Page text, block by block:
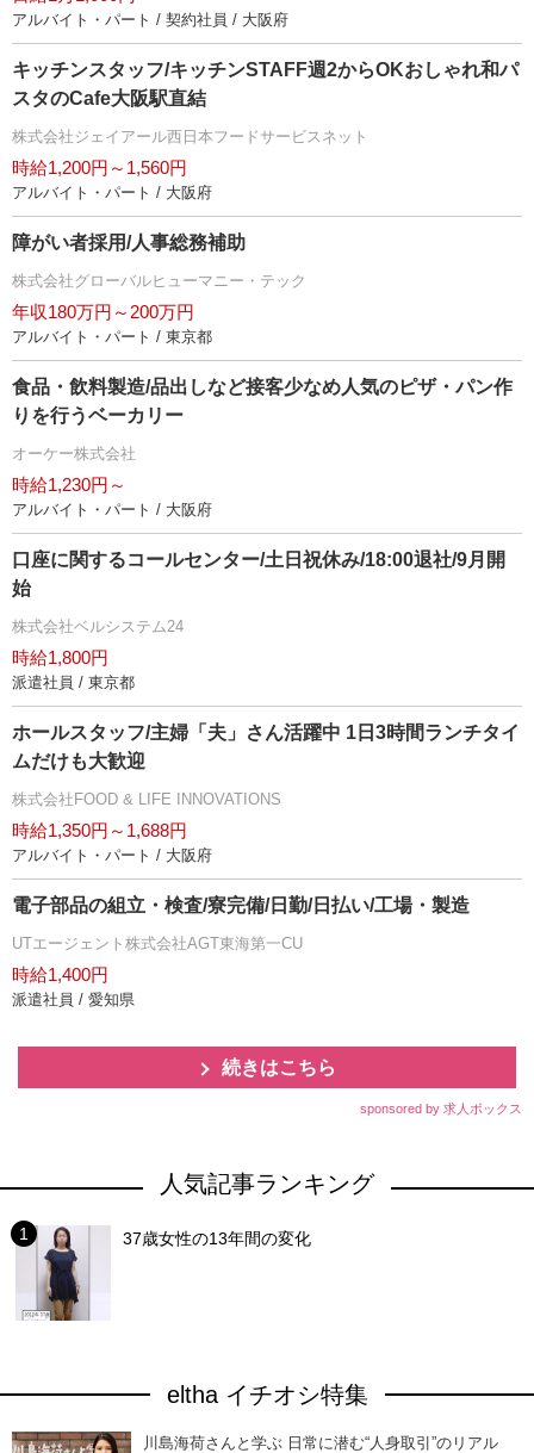
アルバイト・パート / 契約社員 / 大阪府
キッチンスタッフ/キッチンSTAFF週2からOKおしゃれ和パ
スタのCafe大阪駅直結
株式会社ジェイアール西日本フードサービスネット
時給1,200円～1,560円
アルバイト・パート / 大阪府
障がい者採用/人事総務補助
株式会社グローバルヒューマニー・テック
年収180万円～200万円
アルバイト・パート / 東京都
食品・飲料製造/品出しなど接客少なめ人気のピザ・パン作
りを行うベーカリー
オーケー株式会社
時給1,230円～
アルバイト・パート / 大阪府
口座に関するコールセンター/土日祝休み/18:00退社/9月開
始
株式会社ベルシステム24
時給1,800円
派遣社員 / 東京都
ホールスタッフ/主婦「夫」さん活躍中 1日3時間ランチタイ
ムだけも大歓迎
株式会社FOOD & LIFE INNOVATIONS
時給1,350円～1,688円
アルバイト・パート / 大阪府
電子部品の組立・検査/寮完備/日勤/日払い/工場・製造
UTエージェント株式会社AGT東海第一CU
時給1,400円
派遣社員 / 愛知県
続きはこちら
sponsored by 求人ボックス
人気記事ランキング
37歳女性の13年間の変化
eltha イチオシ特集
川島海荷さんと学ぶ 日常に潜む“人身取引”のリアル